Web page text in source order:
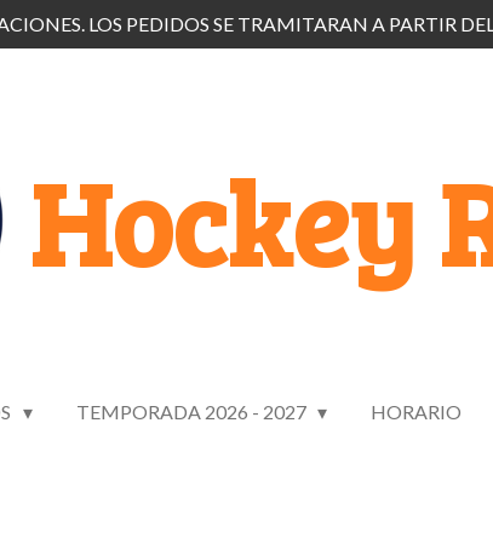
LOS PEDIDOS SE TRAMITARAN A PARTIR
Hockey
TEMPORADA 2026 - 2027 HORARIO